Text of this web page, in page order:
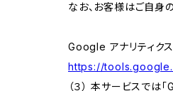
なお、お客様はご自身
Google アナリティクス
https://
（３） 本サービスで